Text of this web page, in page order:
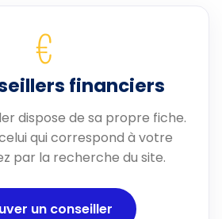
€
financiers
dispose de sa propre fiche.
qui correspond à votre
par la recherche du site.
un conseiller